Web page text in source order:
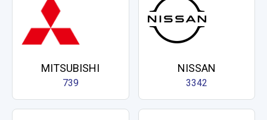
MITSUBISHI
739
NISSAN
3342